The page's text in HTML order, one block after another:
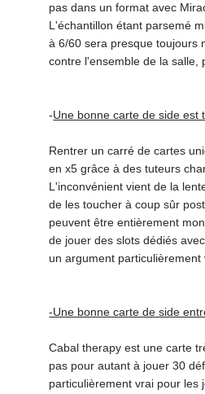
pas dans un format avec
L'échantillon étant parsemé
à 6/60 sera presque toujours
contre l'ensemble de la salle,
-Une bonne carte de side est
Rentrer un carré de cartes
en x5 grâce à des tuteurs
L'inconvénient vient de la
de les toucher à coup sûr
peuvent être entièrement
de jouer des slots dédiés
un argument
-Une bonne carte de side
Cabal therapy est une carte
pas pour autant à jouer 30
particulièrement vrai pour les